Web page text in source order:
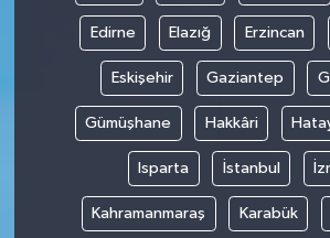
Edirne Elazığ Erzincan
Eskişehir Gaziantep
Gümüşhane Hakkâri
Isparta İstanbul
Kahramanmaraş Karabük